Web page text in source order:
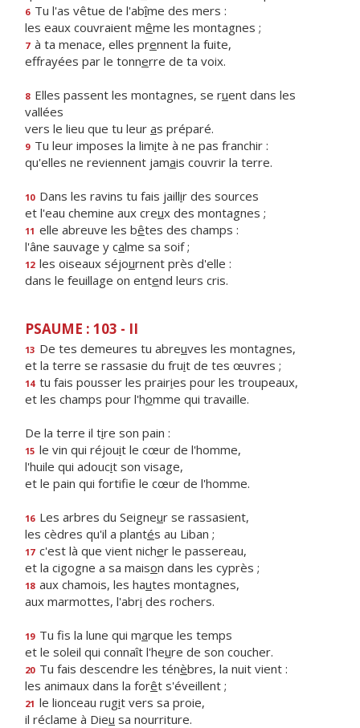
6 Tu l'as vêtue de l'abîme des mers :
les eaux couvraient même les montagnes ;
7 à ta menace, elles prennent la fuite,
effrayées par le tonnerre de ta voix.
8 Elles passent les montagnes, se ruent dans les
vallées
vers le lieu que tu leur as préparé.
9 Tu leur imposes la limite à ne pas franchir :
qu'elles ne reviennent jamais couvrir la terre.
10 Dans les ravins tu fais jaillir des sources
et l'eau chemine aux creux des montagnes ;
11 elle abreuve les bêtes des champs :
l'âne sauvage y calme sa soif ;
12 les oiseaux séjournent près d'elle :
dans le feuillage on entend leurs cris.
PSAUME : 103 - II
13 De tes demeures tu abreuves les montagnes,
et la terre se rassasie du fruit de tes œuvres ;
14 tu fais pousser les prairies pour les troupeaux,
et les champs pour l'homme qui travaille.
De la terre il tire son pain :
15 le vin qui réjouit le cœur de l'homme,
l'huile qui adoucit son visage,
et le pain qui fortife le cœur de l'homme.
16 Les arbres du Seigneur se rassasient,
les cèdres qu'il a plantés au Liban ;
17 c'est là que vient nicher le passereau,
et la cigogne a sa maison dans les cyprès ;
18 aux chamois, les hautes montagnes,
aux marmottes, l'abri des rochers.
19 Tu fis la lune qui marque les temps
et le soleil qui connaît l'heure de son coucher.
20 Tu fais descendre les ténèbres, la nuit vient :
les animaux dans la forêt s'éveillent ;
21 le lionceau rugit vers sa proie,
il réclame à Dieu sa nourriture.